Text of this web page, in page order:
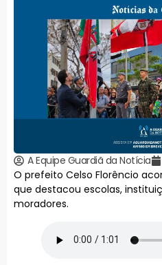
A Equipe Guardiã da Notícia
O prefeito Celso Florêncio
que destacou escolas,
moradores.